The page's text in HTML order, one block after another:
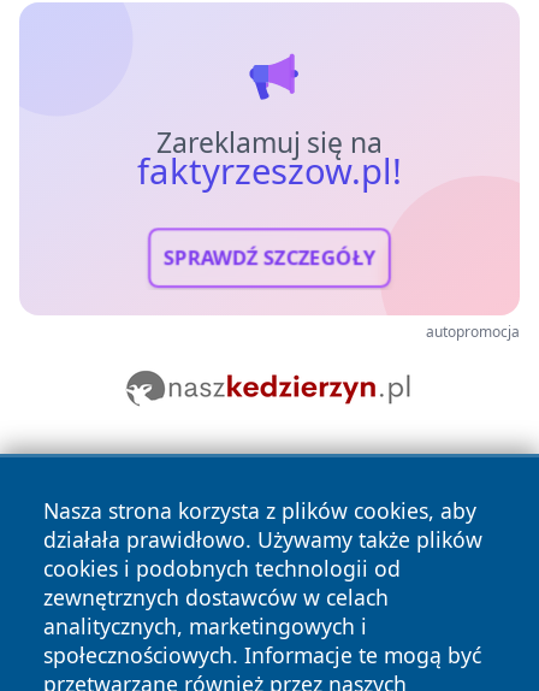
Zareklamuj się na
faktyrzeszow.pl!
SPRAWDŹ SZCZEGÓŁY
autopromocja
Nasza strona korzysta z plików cookies, aby
działała prawidłowo. Używamy także plików
cookies i podobnych technologii od
zewnętrznych dostawców w celach
analitycznych, marketingowych i
społecznościowych. Informacje te mogą być
przetwarzane również przez naszych
Copyright © 2026 faktyrzeszow.pl Wszystkie prawa
zastrzeżone.